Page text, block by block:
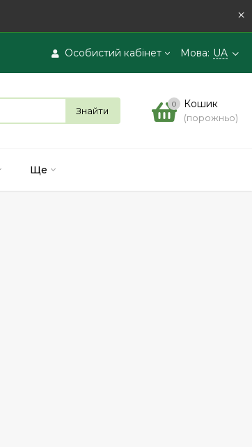
×
Особистий кабінет
Вхід
Реєстрація
Мова: UA
Знайти
0 Кошик
(порожньо)
Ще